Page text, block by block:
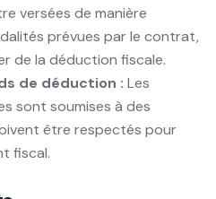
versées de manière
prévues par le contrat,
de la déduction fiscale.
de déduction : Les
sont soumises à des
être respectés pour
fiscal.